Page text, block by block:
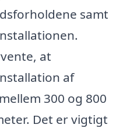
samt
at
af
300 og 800
Det er vigtigt